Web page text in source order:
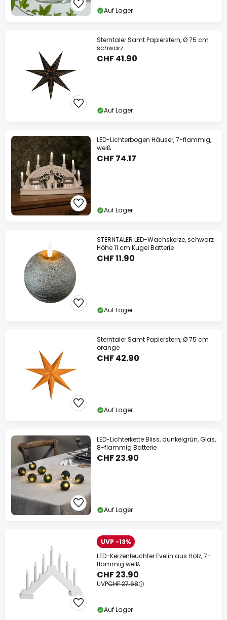
Auf Lager
Sterntaler Samt Papierstern, Ø 75 cm
schwarz
CHF 41.90
Auf Lager
LED-Lichterbogen Häuser, 7-flammig,
weiß
CHF 74.17
Auf Lager
STERNTALER LED-Wachskerze, schwarz
Höhe 11 cm Kugel Batterie
CHF 11.90
Auf Lager
Sterntaler Samt Papierstern, Ø 75 cm
orange
CHF 42.90
Auf Lager
LED-Lichterkette Bliss, dunkelgrün, Glas,
8-flammig Batterie
CHF 23.90
Auf Lager
UVP -13%
LED-Kerzenleuchter Evelin aus Holz, 7-
flammig weiß
CHF 23.90
UVPCHF 27.68
Auf Lager